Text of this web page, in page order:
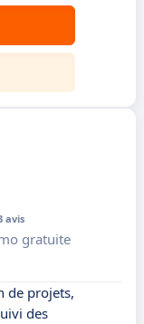
avis
gratuite
de projets,
des